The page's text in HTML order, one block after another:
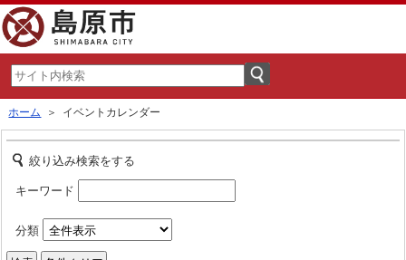
ホーム ＞ イベントカレンダー
絞り込み検索をする
キーワード
分類